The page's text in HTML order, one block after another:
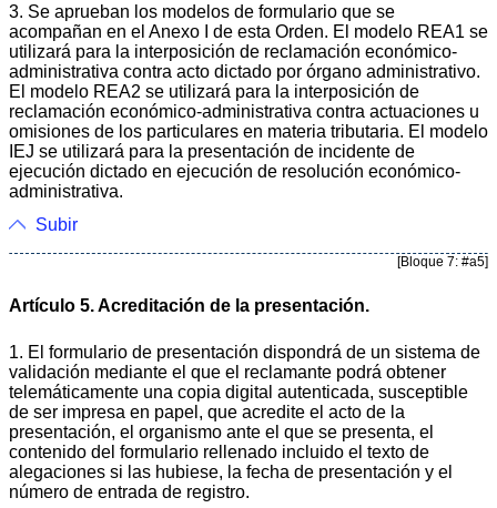
3. Se aprueban los modelos de formulario que se
acompañan en el Anexo I de esta Orden. El modelo REA1 se
utilizará para la interposición de reclamación económico-
administrativa contra acto dictado por órgano administrativo.
El modelo REA2 se utilizará para la interposición de
reclamación económico-administrativa contra actuaciones u
omisiones de los particulares en materia tributaria. El modelo
IEJ se utilizará para la presentación de incidente de
ejecución dictado en ejecución de resolución económico-
administrativa.
Subir
[Bloque 7: #a5]
Artículo 5. Acreditación de la presentación.
1. El formulario de presentación dispondrá de un sistema de
validación mediante el que el reclamante podrá obtener
telemáticamente una copia digital autenticada, susceptible
de ser impresa en papel, que acredite el acto de la
presentación, el organismo ante el que se presenta, el
contenido del formulario rellenado incluido el texto de
alegaciones si las hubiese, la fecha de presentación y el
número de entrada de registro.